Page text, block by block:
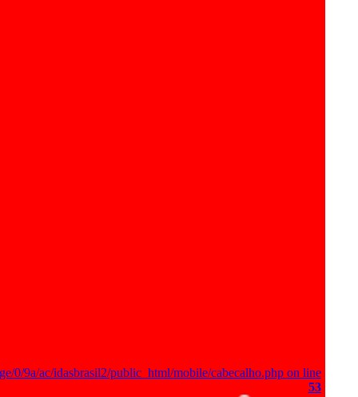
0/9a/ac/idasbrasil2/public_html/mobile/cabecalho.php on line
53